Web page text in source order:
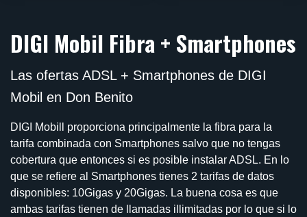
DIGI Mobil Fibra + Smartphones
Las ofertas ADSL + Smartphones de DIGI
Mobil en Don Benito
DIGI Mobill proporciona principalmente la fibra para la
tarifa combinada con Smartphones salvo que no tengas
cobertura que entonces si es posible instalar ADSL. En lo
que se refiere al Smartphones tienes 2 tarifas de datos
disponibles: 10Gigas y 20Gigas. La buena cosa es que
ambas tarifas tienen de llamadas illimitadas por lo que si lo